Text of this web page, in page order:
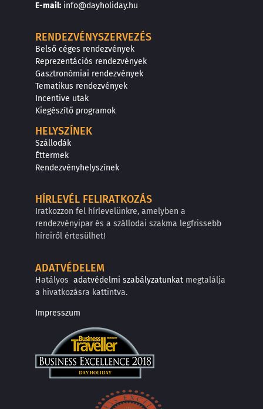
E-mail: info@dayholiday.hu
RENDEZVÉNYSZERVEZÉS
Belső céges rendezvények
Reprezentációs rendezvények
Gasztronómiai rendezvények
Tematikus rendezvények
Incentive utak
Kiegészítő programok
HELYSZÍNEK
Szállodák
Éttermek
Rendezvényhelyszínek
HÍRLEVÉL FELIRATKOZÁS
Iratkozzon fel hírlevelünkre, amelyben a
rendezvényipar és a szállodai szakma legfrissebb
híreiről értesülhet!
ADATVÉDELEM
Hatályos adatvédelmi szabályzatunkat megtalálja
a hivatkozásra kattintva.
Impresszum